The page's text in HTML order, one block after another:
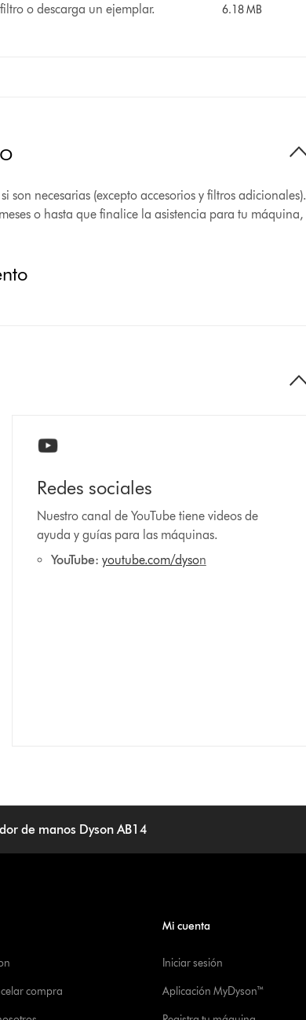
o descarga un ejemplar.
6.18 MB
son necesarias (excepto accesorios y filtros adicionales).
o hasta que finalice la asistencia para tu máquina,
Redes sociales
Nuestro canal de YouTube tiene videos de
ayuda y guías para las máquinas.
YouTube: youtube.com/dyson
de manos Dyson AB14
compra
Mi cuenta
Iniciar sesión
Aplicación MyDyson™